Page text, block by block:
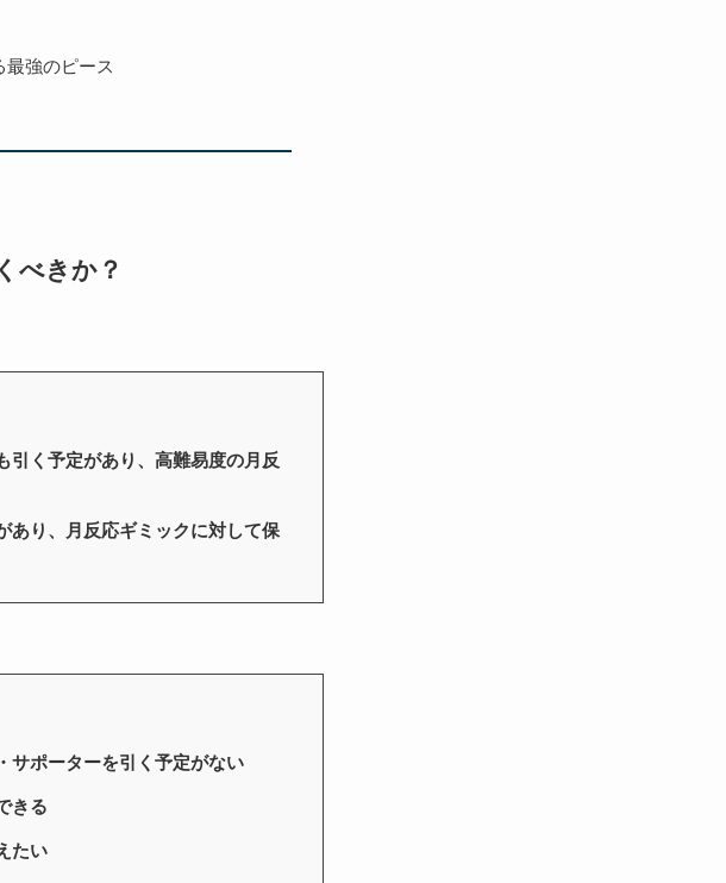
最強のピース
べきか？
引く予定があり、高難易度の月反
あり、月反応ギミックに対して保
サポーターを引く予定がない
きる
たい